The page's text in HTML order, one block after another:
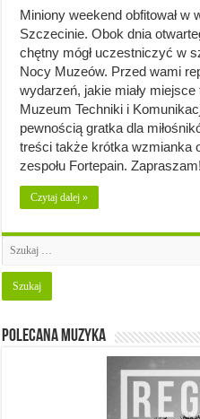
Miniony weekend obfitował
Szczecinie. Obok dnia
chętny mógł uczestniczyć w
Nocy Muzeów. Przed wami
wydarzeń, jakie miały
Muzeum Techniki i
pewnością gratka dla
treści także krótka wzmianka
zespołu Fortepain. Zapraszam!
Czytaj dalej »
Polecana muzyka